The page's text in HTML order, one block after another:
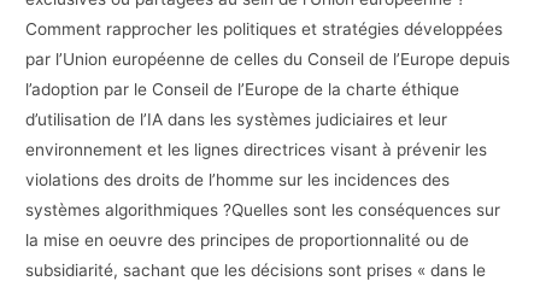
Comment rapprocher les politiques et stratégies développées
par l’Union européenne de celles du Conseil de l’Europe depuis
l’adoption par le Conseil de l’Europe de la charte éthique
d’utilisation de l’IA dans les systèmes judiciaires et leur
environnement et les lignes directrices visant à prévenir les
violations des droits de l’homme sur les incidences des
systèmes algorithmiques ?Quelles sont les conséquences sur
la mise en oeuvre des principes de proportionnalité ou de
subsidiarité, sachant que les décisions sont prises « dans le